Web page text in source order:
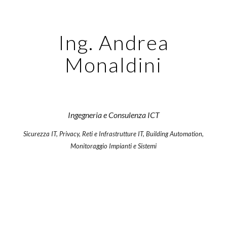
Ing. Andrea
Monaldini
Ingegneria e Consulenza ICT
Sicurezza IT, Privacy, Reti e Infrastrutture IT, Building Automation,
Monitoraggio Impianti e Sistemi